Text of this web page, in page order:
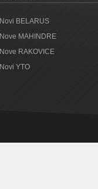
Novi BELARUS
Nove MAHINDRE
Nove RAKOVICE
Novi YTO